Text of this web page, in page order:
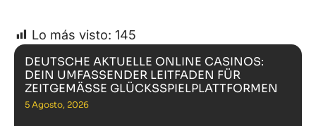
Lo más visto: 145
DEUTSCHE AKTUELLE ONLINE CASINOS:
DEIN UMFASSENDER LEITFADEN FÜR
ZEITGEMÄSSE GLÜCKSSPIELPLATTFORMEN
5 Agosto, 2026